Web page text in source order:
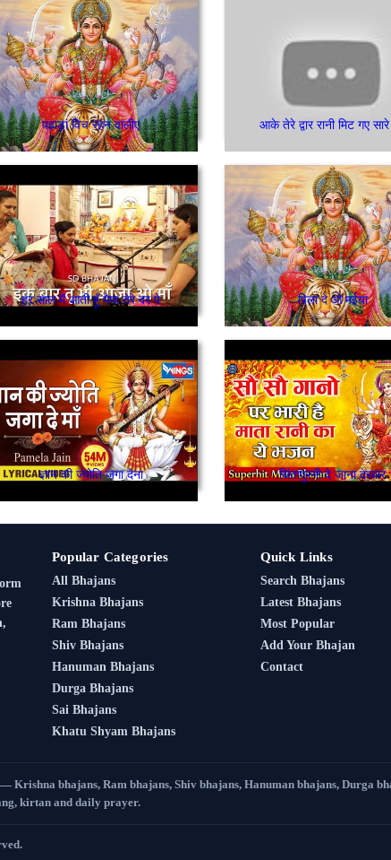
पहाड़ां विच रहन वालीए आके तेरे द्वार रानी मिट गए
हर साल मैं आती हूँ मैया तेरे दर पे पिला दे ओ मईया
ज्ञान की ज्योति जगा देना चिंतापुरनी दे जाना दरबार
Popular Categories
All Bhajans
Krishna Bhajans
Ram Bhajans
Shiv Bhajans
Hanuman Bhajans
Durga Bhajans
Sai Bhajans
Khatu Shyam Bhajans
Quick Links
Search Bhajans
Latest Bhajans
Most Popular
Add Your Bhajan
Contact
Krishna bhajans, Ram bhajans, Shiv bhajans, Hanuman bhajans, Durga
kirtan and daily prayer.